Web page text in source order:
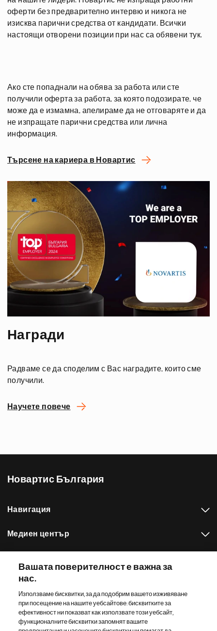
оферти без предварително интервю и никога не
изисква парични средства от кандидати. Всички
настоящи отворени позиции при нас са обявени тук.
Ако сте попаднали на обява за работа или сте
получили оферта за работа, за която подозирате, че
може да е измамна, апелираме да не отговаряте и да
не изпращате парични средства или лична
информация.
Търсене на кариера в Новартис
Награди
Радваме се да споделим с Вас наградите, които сме
получили.
Научете повече
Новартис България
Навигация
Медиен център
Други сайтове на Новартис
Footer Site Search
Вашата поверителност е важна за
нас.
Използваме бисквитки, за да подобрим вашето изживяване
при посещение на нашите уебсайтове: бисквитките за
ефективност ни показват как използвате този уебсайт,
функционалните бисквитки запомнят вашите